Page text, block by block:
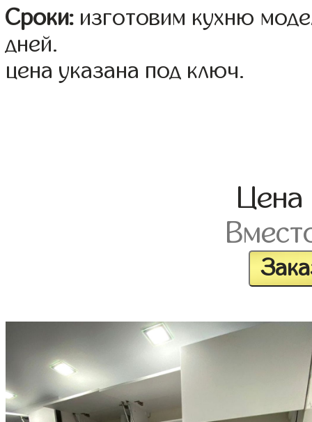
Сроки: изготовим кухню
дней.
цена указана под ключ.
Цена